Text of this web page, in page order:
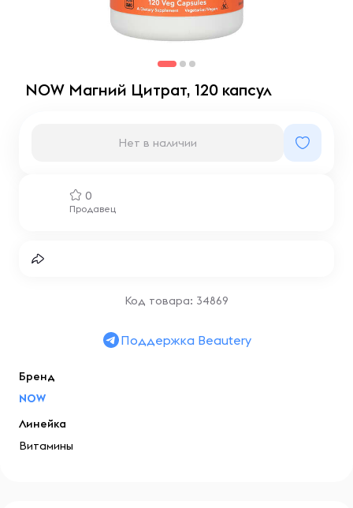
NOW Магний Цитрат, 120 капсул
0
Продавец
Нет в наличии
Код товара: 34869
Поддержка Beautery
Бренд
NOW
Линейка
Витамины